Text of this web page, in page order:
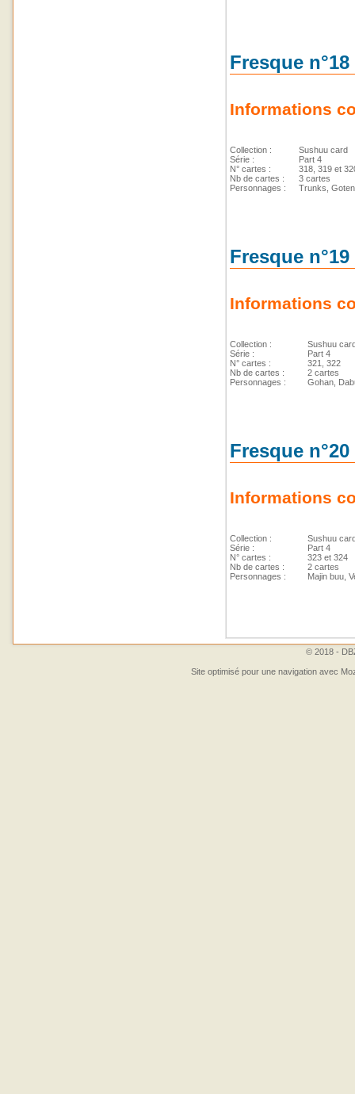
Fresque
Informations
Collection :
Série :
N° cartes :
Nb de cartes :
Personnages :
Sushuu card
Part 4
318, 319 et
3 cartes
Trunks,
Fresque
Informations
Collection :
Série :
N° cartes :
Nb de cartes :
Personnages :
Sushuu
Part 4
321, 322
2 cartes
Gohan,
Fresque
Informations
Collection :
Série :
N° cartes :
Nb de cartes :
Personnages :
Sushuu
Part 4
323 et 324
2 cartes
Majin buu,
© 2018 -
Site optimisé pour une navigation avec